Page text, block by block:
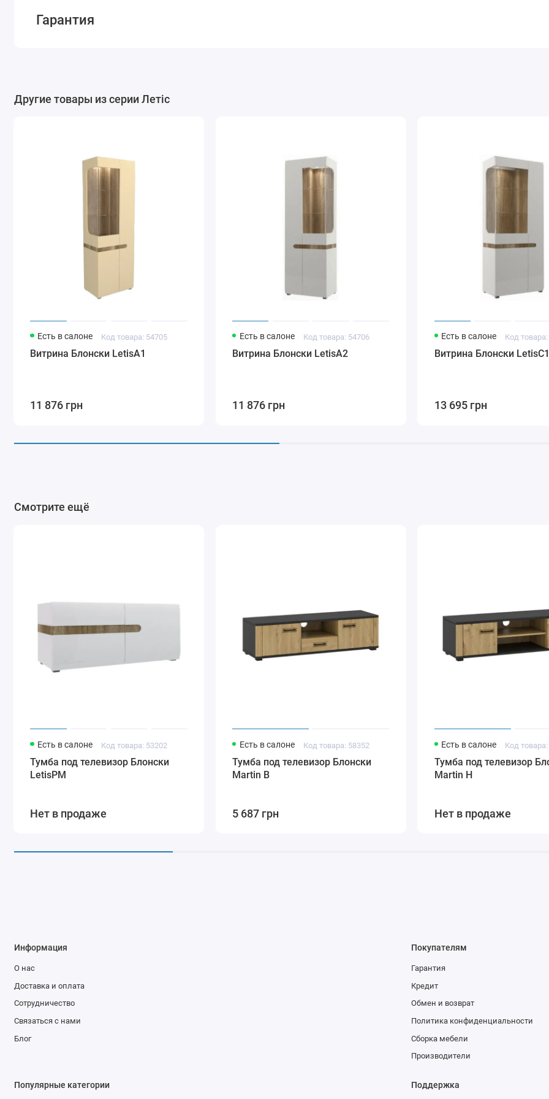
Гарантия
Другие товары из серии Летіс
Есть в салоне Код товара: 54705
Витрина Блонски LetisA1
11 876 грн
Есть в салоне Код товара: 54706
Витрина Блонски LetisA2
11 876 грн
Есть в салоне Код
Витрина Блонски LetisC1
13 695 грн
Смотрите ещё
Есть в салоне Код товара: 53202
Тумба под телевизор Блонски
LetisPM
Нет в продаже
Есть в салоне Код товара: 58352
Тумба под телевизор Блонски
Martin B
5 687 грн
Есть в салоне Код
Тумба под телевизор
Martin H
Нет в продаже
Информация
О нас
Доставка и оплата
Сотрудничество
Связаться с нами
Блог
Покупателям
Гарантия
Кредит
Обмен и возврат
Политика конфиденциальности
Сборка мебели
Производители
Популярные категории Поддержка